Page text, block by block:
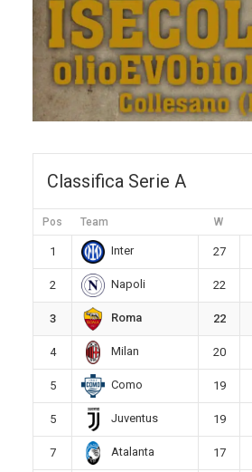
Classifica Serie A
Pos Team W
1 Inter 27
2 Napoli 22
3 Roma 22
4 Milan 20
5 Como 19
5 Juventus 19
7 Atalanta 17